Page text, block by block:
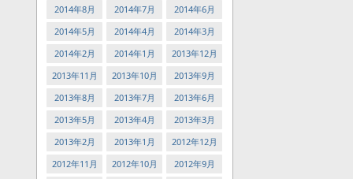
2014年8月
2014年7月
2014年6月
2014年5月
2014年4月
2014年3月
2014年2月
2014年1月
2013年12月
2013年11月
2013年10月
2013年9月
2013年8月
2013年7月
2013年6月
2013年5月
2013年4月
2013年3月
2013年2月
2013年1月
2012年12月
2012年11月
2012年10月
2012年9月